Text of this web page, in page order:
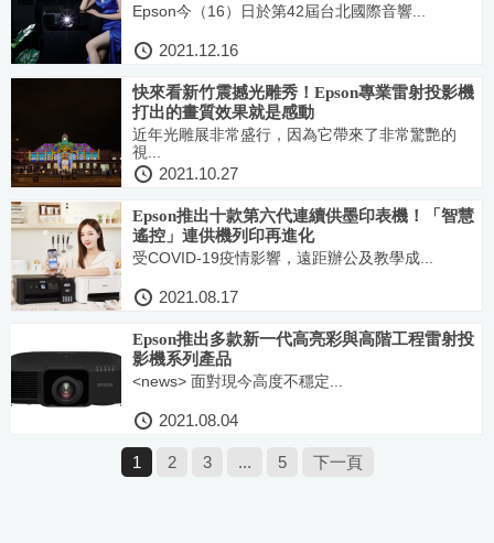
Epson今（16）日於第42屆台北國際音響...
2021.12.16
快來看新竹震撼光雕秀！Epson專業雷射投影機
打出的畫質效果就是感動
近年光雕展非常盛行，因為它帶來了非常驚艷的
視...
2021.10.27
Epson推出十款第六代連續供墨印表機！「智慧
遙控」連供機列印再進化
受COVID-19疫情影響，遠距辦公及教學成...
2021.08.17
Epson推出多款新一代高亮彩與高階工程雷射投
影機系列產品
<news> 面對現今高度不穩定...
2021.08.04
1 2 3 ... 5 下一頁